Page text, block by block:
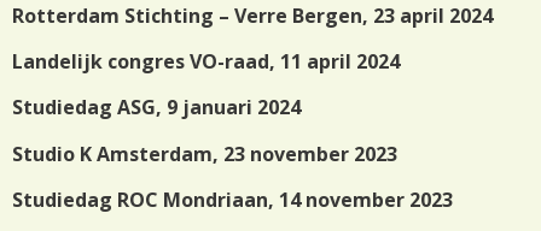
Rotterdam Stichting – Verre Bergen, 23 april 2024
Landelijk congres VO-raad, 11 april 2024
Studiedag ASG, 9 januari 2024
Studio K Amsterdam, 23 november 2023
Studiedag ROC Mondriaan, 14 november 2023